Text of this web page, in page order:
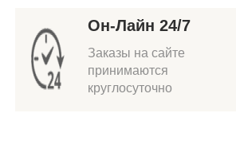
Он-Лайн 24/7
Заказы на сайте
принимаются
круглосуточно